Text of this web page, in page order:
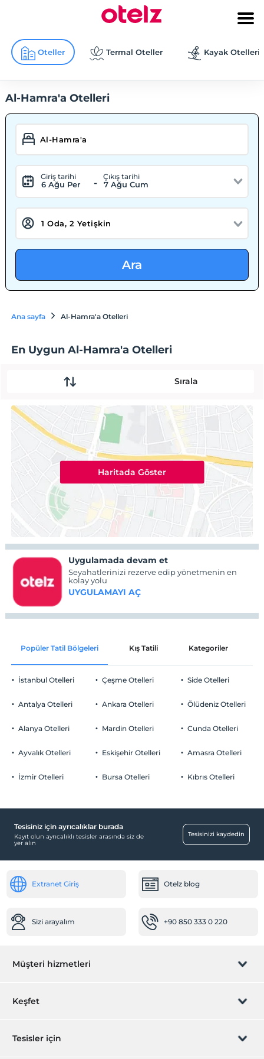
Oteller Termal Oteller Kayak Otelleri
Al-Hamra'a Otelleri
Giriş tarihi
6 Ağu Per -
Çıkış tarihi
7 Ağu Cum
Ara
Ana sayfa Al-Hamra'a Otelleri
En Uygun Al-Hamra'a Otelleri
Sırala
Haritada Göster
Uygulamada devam et
Seyahatlerinizi rezerve edip yönetmenin en
kolay yolu
UYGULAMAYI AÇ
Popüler Tatil Bölgeleri Kış Tatili Kategoriler
İstanbul Otelleri
Antalya Otelleri
Alanya Otelleri
Ayvalık Otelleri
İzmir Otelleri
Çeşme Otelleri
Ankara Otelleri
Mardin Otelleri
Eskişehir Otelleri
Bursa Otelleri
Side Otelleri
Ölüdeniz Otelleri
Cunda Otelleri
Amasra Otelleri
Kıbrıs Otelleri
Tesisiniz için ayrıcalıklar burada
Kayıt olun ayrıcalıklı tesisler arasında siz de
yer alın
Tesisinizi kaydedin
Extranet Giriş Otelz blog
Sizi arayalım +90 850 333 0 220
Müşteri hizmetleri
Rezervasyon yönet
Keşfet
Hediye Kart
Tesisler için